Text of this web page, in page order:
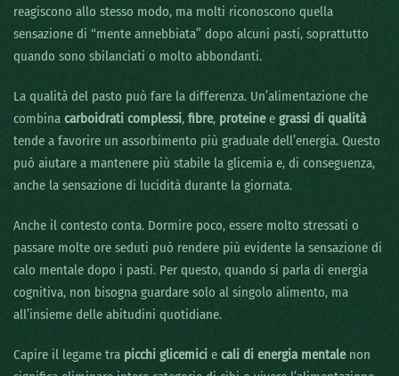
reagiscono allo stesso modo, ma molti riconoscono quella
sensazione di “mente annebbiata” dopo alcuni pasti, soprattutto
quando sono sbilanciati o molto abbondanti.
La qualità del pasto può fare la differenza. Un’alimentazione che
combina carboidrati complessi, fibre, proteinee grassi di qualità
tende a favorire un assorbimento più graduale dell’energia. Questo
può aiutare a mantenere più stabile la glicemia e, di conseguenza,
anche la sensazione di lucidità durante la giornata.
Anche il contesto conta. Dormire poco, essere molto stressati o
passare molte ore seduti può rendere più evidente la sensazione di
calo mentale dopo i pasti. Per questo, quando si parla di energia
cognitiva, non bisogna guardare solo al singolo alimento, ma
all’insieme delle abitudini quotidiane.
Capire il legame tra picchi glicemici e cali di energia mentalenon